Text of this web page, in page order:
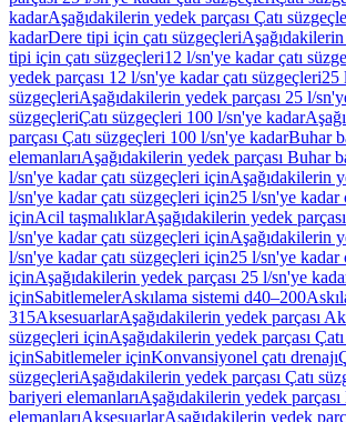
kadarAşağıdakilerin yedek parçası Çatı
kadarDere tipi için çatı süzgeçleri
tipi için çatı süzgeçleri12 l/sn'ye kadar çatı
yedek parçası 12 l/sn'ye kadar çatı süzgeçleri25
süzgeçleriAşağıdakilerin yedek parçası 25 l/
süzgeçleriÇatı süzgeçleri 100 l/sn'ye kadar
parçası Çatı süzgeçleri 100 l/sn'ye kadarBuhar
elemanlarıAşağıdakilerin yedek parçası Buhar
l/sn'ye kadar çatı süzgeçleri içinAşağıdakilerin
l/sn'ye kadar çatı süzgeçleri için25 l/sn'ye kadar
içinAcil taşmalıklarAşağıdakilerin yedek
l/sn'ye kadar çatı süzgeçleri içinAşağıdakilerin
l/sn'ye kadar çatı süzgeçleri için25 l/sn'ye kadar
içinAşağıdakilerin yedek parçası 25 l/sn'ye
içinSabitlemelerAskılama sistemi d40–200
315AksesuarlarAşağıdakilerin yedek parçası
süzgeçleri içinAşağıdakilerin yedek parçası
içinSabitlemeler içinKonvansiyonel çatı drenajı
süzgeçleriAşağıdakilerin yedek parçası Çatı
bariyeri elemanlarıAşağıdakilerin yedek
elemanlarıAksesuarlarAşağıdakilerin yedek